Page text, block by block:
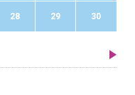
28 29 30